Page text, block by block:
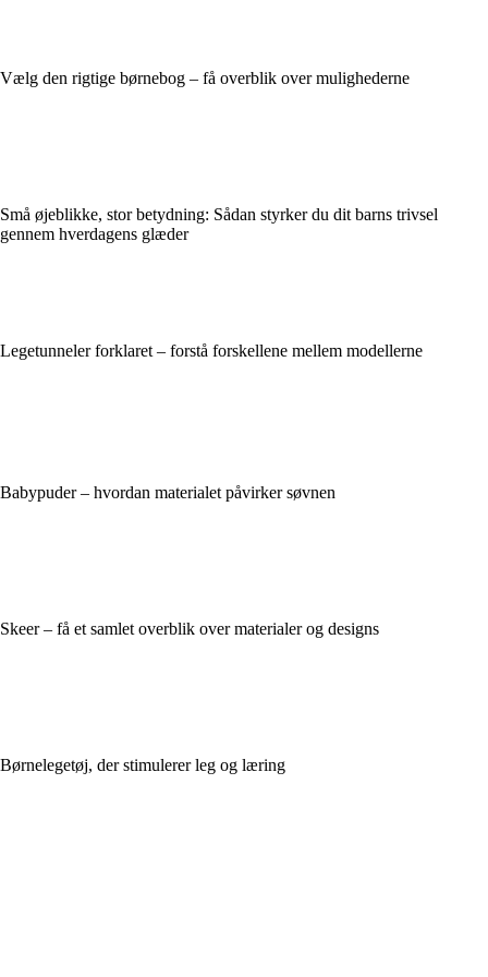
Vælg den rigtige børnebog – få overblik over mulighederne
Små øjeblikke, stor betydning: Sådan styrker du dit barns trivsel
gennem hverdagens glæder
Legetunneler forklaret – forstå forskellene mellem modellerne
Babypuder – hvordan materialet påvirker søvnen
Skeer – få et samlet overblik over materialer og designs
Børnelegetøj, der stimulerer leg og læring